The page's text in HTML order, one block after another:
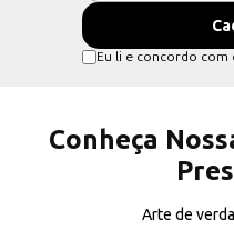
Eu li e concordo com
Conheça
Arte de